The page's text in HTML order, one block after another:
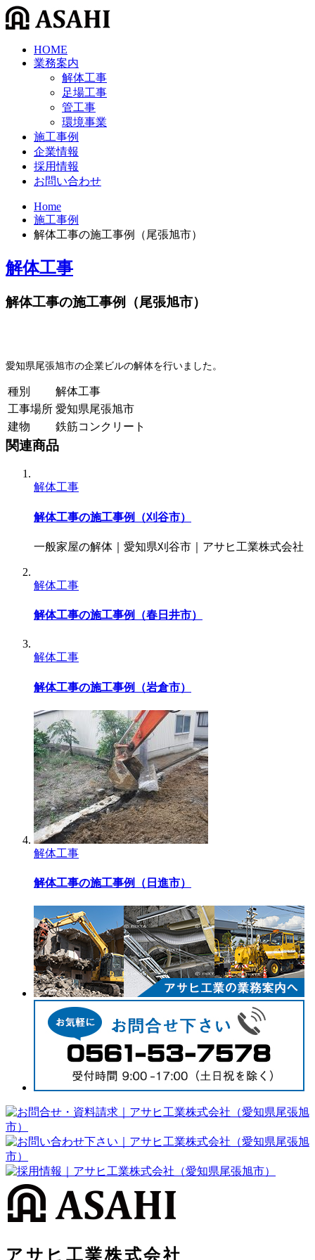
HOME
業務案内
解体工事
足場工事
管工事
環境事業
施工事例
企業情報
採用情報
お問い合わせ
Home
施工事例
解体工事の施工事例（尾張旭市）
解体工事
解体工事の施工事例（尾張旭市）
愛知県尾張旭市の企業ビルの解体を行いました。
種別
解体工事
工事場所 愛知県尾張旭市
建物
鉄筋コンクリート
関連商品
解体工事
解体工事の施工事例（刈谷市）
一般家屋の解体｜愛知県刈谷市｜アサヒ工業株式会社
解体工事
解体工事の施工事例（春日井市）
解体工事
解体工事の施工事例（岩倉市）
解体工事
解体工事の施工事例（日進市）
アサヒ工業株式会社